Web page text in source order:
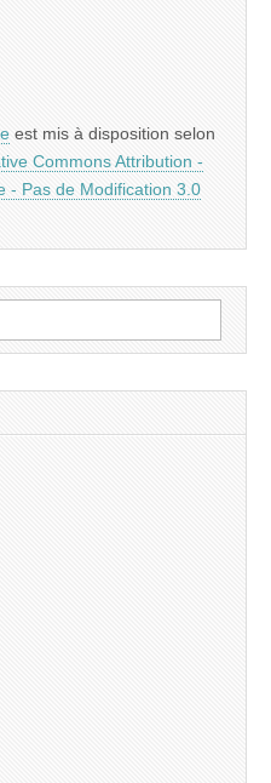
est mis à disposition selon
Commons Attribution -
- Pas de Modification 3.0